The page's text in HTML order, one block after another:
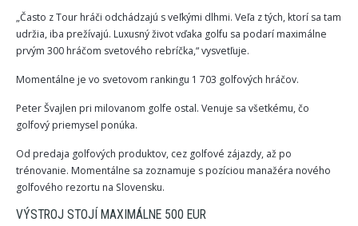
„Často z Tour hráči odchádzajú s veľkými dlhmi. Veľa z tých, ktorí sa tam
udržia, iba prežívajú. Luxusný život vďaka golfu sa podarí maximálne
prvým 300 hráčom svetového rebríčka,“ vysvetľuje.
Momentálne je vo svetovom rankingu 1 703 golfových hráčov.
Peter Švajlen pri milovanom golfe ostal. Venuje sa všetkému, čo
golfový priemysel ponúka.
Od predaja golfových produktov, cez golfové zájazdy, až po
trénovanie. Momentálne sa zoznamuje s pozíciou manažéra nového
golfového rezortu na Slovensku.
VÝSTROJ STOJÍ MAXIMÁLNE 500 EUR